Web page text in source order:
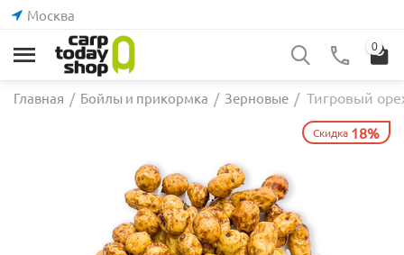
Москва
0
Главная / Бойлы и прикормка / Зерновые / Тигровый
Скидка 18%